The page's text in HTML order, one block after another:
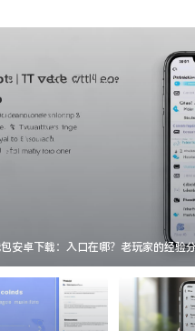
安卓下载：入口在哪？老玩家的经验